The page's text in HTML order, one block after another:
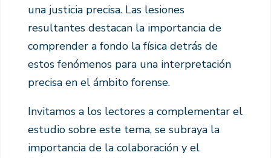
una justicia precisa. Las lesiones
resultantes destacan la importancia de
comprender a fondo la física detrás de
estos fenómenos para una interpretación
precisa en el ámbito forense.
Invitamos a los lectores a complementar el
estudio sobre este tema, se subraya la
importancia de la colaboración y el